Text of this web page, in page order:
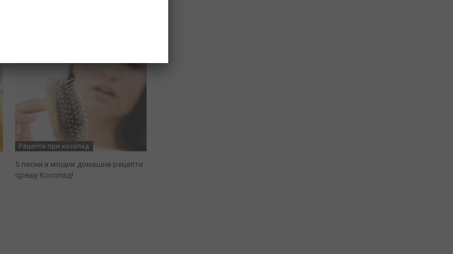
Рецепти при косопад
5 лесни и мощни домашни рецепти
срещу Косопад!